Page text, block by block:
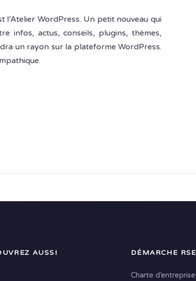
l’Atelier WordPress. Un petit nouveau qui
infos, actus, conseils, plugins, thèmes,
un rayon sur la plateforme WordPress.
AUSSI DÉMARCHE RSE
Charte d’entreprise